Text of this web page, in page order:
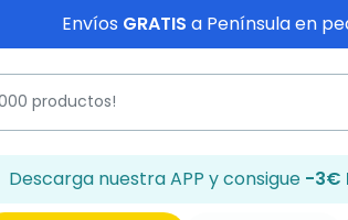
Envíos GRATIS a Península en
Descarga nuestra APP y consigue -3€